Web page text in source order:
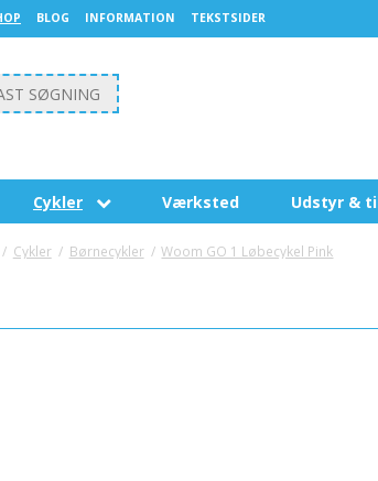
BLOG INFORMATION TEKSTSIDER
Cykler
Herrecykler
Norden
Værksted Udstyr &
/ Cykler / Børnecykler / Woom GO 1 Løbecykel Pink